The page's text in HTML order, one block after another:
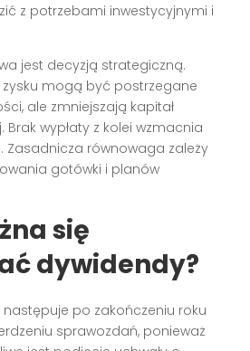
z potrzebami inwestycyjnymi i
jest decyzją strategiczną.
zysku mogą być postrzegane
ale zmniejszają kapitał
wypłaty z kolei wzmacnia
Zasadnicza równowaga zależy
gotówki i planów
się
dywidendy?
następuje po zakończeniu roku
sprawozdań, ponieważ